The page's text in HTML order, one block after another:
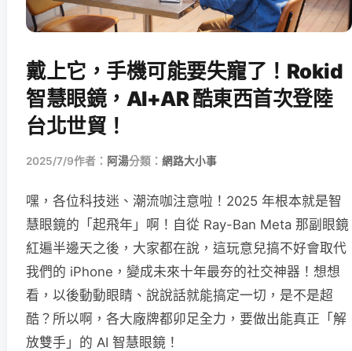
戴上它，手機可能要失寵了！Rokid
智慧眼鏡，AI+AR 酷東西首次登陸
台北世貿！
2025/7/9作者： 阿湯分類： 網路大小事
嘿，各位科技迷、潮流咖注意啦！2025 年根本就是智
慧眼鏡的「起飛年」啊！自從 Ray-Ban Meta 那副眼鏡
紅遍半邊天之後，大家都在說，這玩意兒搞不好會取代
我們的 iPhone，變成未來十年最夯的社交神器！想想
看，以後動動眼睛、說說話就能搞定一切，是不是超
酷？所以啊，各大廠牌都卯足全力，要做出能真正「解
放雙手」的 AI 智慧眼鏡！